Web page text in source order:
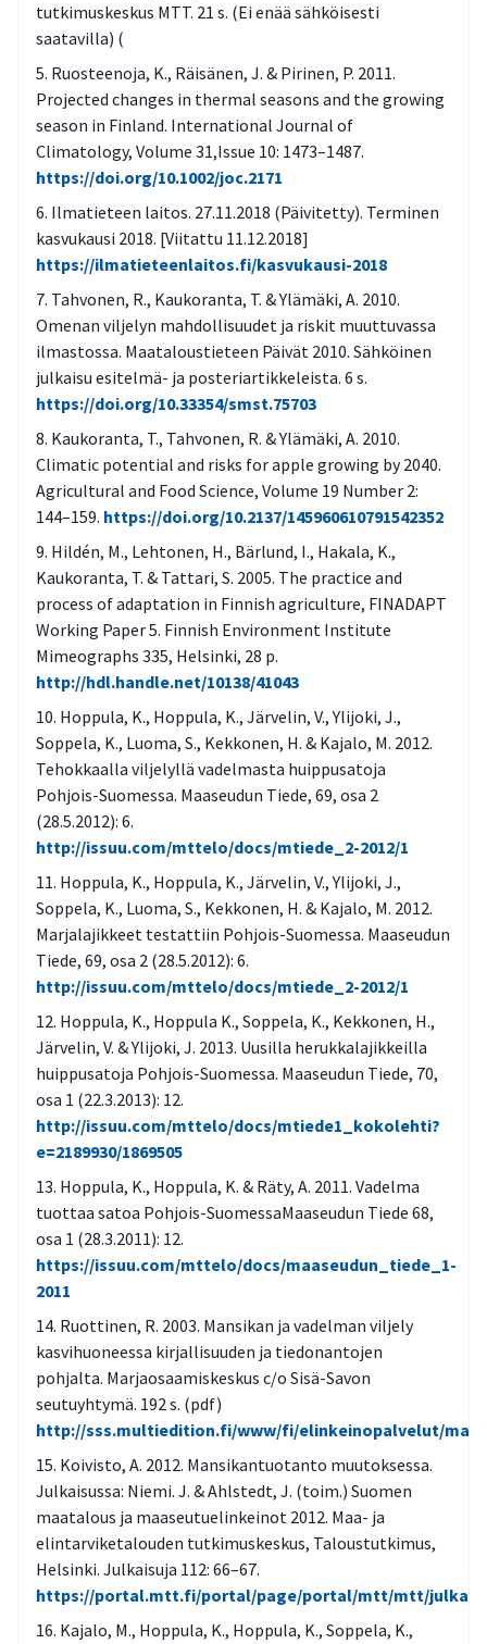
tutkimuskeskus MTT. 21 s. (Ei enää sähköisesti
saatavilla) (
Ruosteenoja, K., Räisänen, J. & Pirinen, P. 2011.
Projected changes in thermal seasons and the growing
season in Finland. International Journal of
Climatology, Volume 31,Issue 10: 1473–1487.
https://doi.org/10.1002/joc.2171
Ilmatieteen laitos. 27.11.2018 (Päivitetty). Terminen
kasvukausi 2018. [Viitattu 11.12.2018]
https://ilmatieteenlaitos.fi/kasvukausi-2018
Tahvonen, R., Kaukoranta, T. & Ylämäki, A. 2010.
Omenan viljelyn mahdollisuudet ja riskit muuttuvassa
ilmastossa. Maataloustieteen Päivät 2010. Sähköinen
julkaisu esitelmä- ja posteriartikkeleista. 6 s.
https://doi.org/10.33354/smst.75703
Kaukoranta, T., Tahvonen, R. & Ylämäki, A. 2010.
Climatic potential and risks for apple growing by 2040.
Agricultural and Food Science, Volume 19 Number 2:
144–159. https://doi.org/10.2137/145960610791542352
Hildén, M., Lehtonen, H., Bärlund, I., Hakala, K.,
Kaukoranta, T. & Tattari, S. 2005. The practice and
process of adaptation in Finnish agriculture, FINADAPT
Working Paper 5. Finnish Environment Institute
Mimeographs 335, Helsinki, 28 p.
http://hdl.handle.net/10138/41043
Hoppula, K., Hoppula, K., Järvelin, V., Ylijoki, J.,
Soppela, K., Luoma, S., Kekkonen, H. & Kajalo, M. 2012.
Tehokkaalla viljelyllä vadelmasta huippusatoja
Pohjois-Suomessa. Maaseudun Tiede, 69, osa 2
(28.5.2012): 6.
http://issuu.com/mttelo/docs/mtiede_2-2012/1
Hoppula, K., Hoppula, K., Järvelin, V., Ylijoki, J.,
Soppela, K., Luoma, S., Kekkonen, H. & Kajalo, M. 2012.
Marjalajikkeet testattiin Pohjois-Suomessa. Maaseudun
Tiede, 69, osa 2 (28.5.2012): 6.
http://issuu.com/mttelo/docs/mtiede_2-2012/1
Hoppula, K., Hoppula K., Soppela, K., Kekkonen, H.,
Järvelin, V. & Ylijoki, J. 2013. Uusilla herukkalajikkeilla
huippusatoja Pohjois-Suomessa. Maaseudun Tiede, 70,
osa 1 (22.3.2013): 12.
http://issuu.com/mttelo/docs/mtiede1_kokolehti?
e=2189930/1869505
Hoppula, K., Hoppula, K. & Räty, A. 2011. Vadelma
tuottaa satoa Pohjois-SuomessaMaaseudun Tiede 68,
osa 1 (28.3.2011): 12.
https://issuu.com/mttelo/docs/maaseudun_tiede_1-
2011
Ruottinen, R. 2003. Mansikan ja vadelman viljely
kasvihuoneessa kirjallisuuden ja tiedonantojen
pohjalta. Marjaosaamiskeskus c/o Sisä-Savon
seutuyhtymä. 192 s. (pdf)
http://sss.multiedition.fi/www/fi/elinkeinopalvelut/
Koivisto, A. 2012. Mansikantuotanto muutoksessa.
Julkaisussa: Niemi. J. & Ahlstedt, J. (toim.) Suomen
maatalous ja maaseutuelinkeinot 2012. Maa- ja
elintarviketalouden tutkimuskeskus, Taloustutkimus,
Helsinki. Julkaisuja 112: 66–67.
https://portal.mtt.fi/portal/page/portal/mtt/mtt/
Kajalo, M., Hoppula, K., Hoppula, K., Soppela, K.,